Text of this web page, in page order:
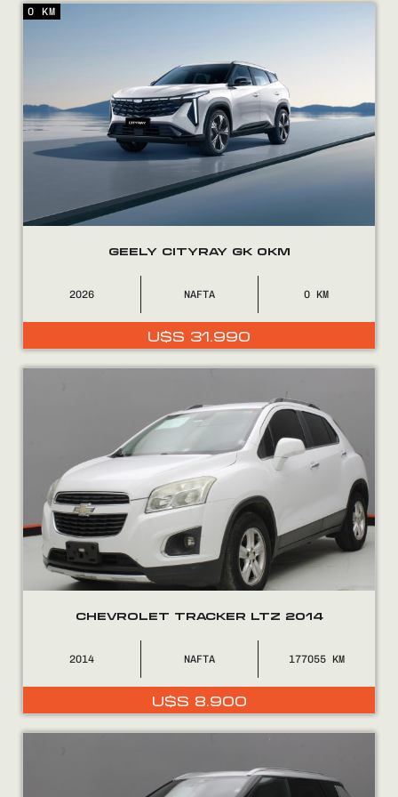
Encontranos en
GEELY CITYRAY GK 0KM
2026 NAFTA 0
U$S 31.990
0 KM
CHEVROLET TRACKER LTZ 2014
2014 NAFTA 177055
U$S 8.900